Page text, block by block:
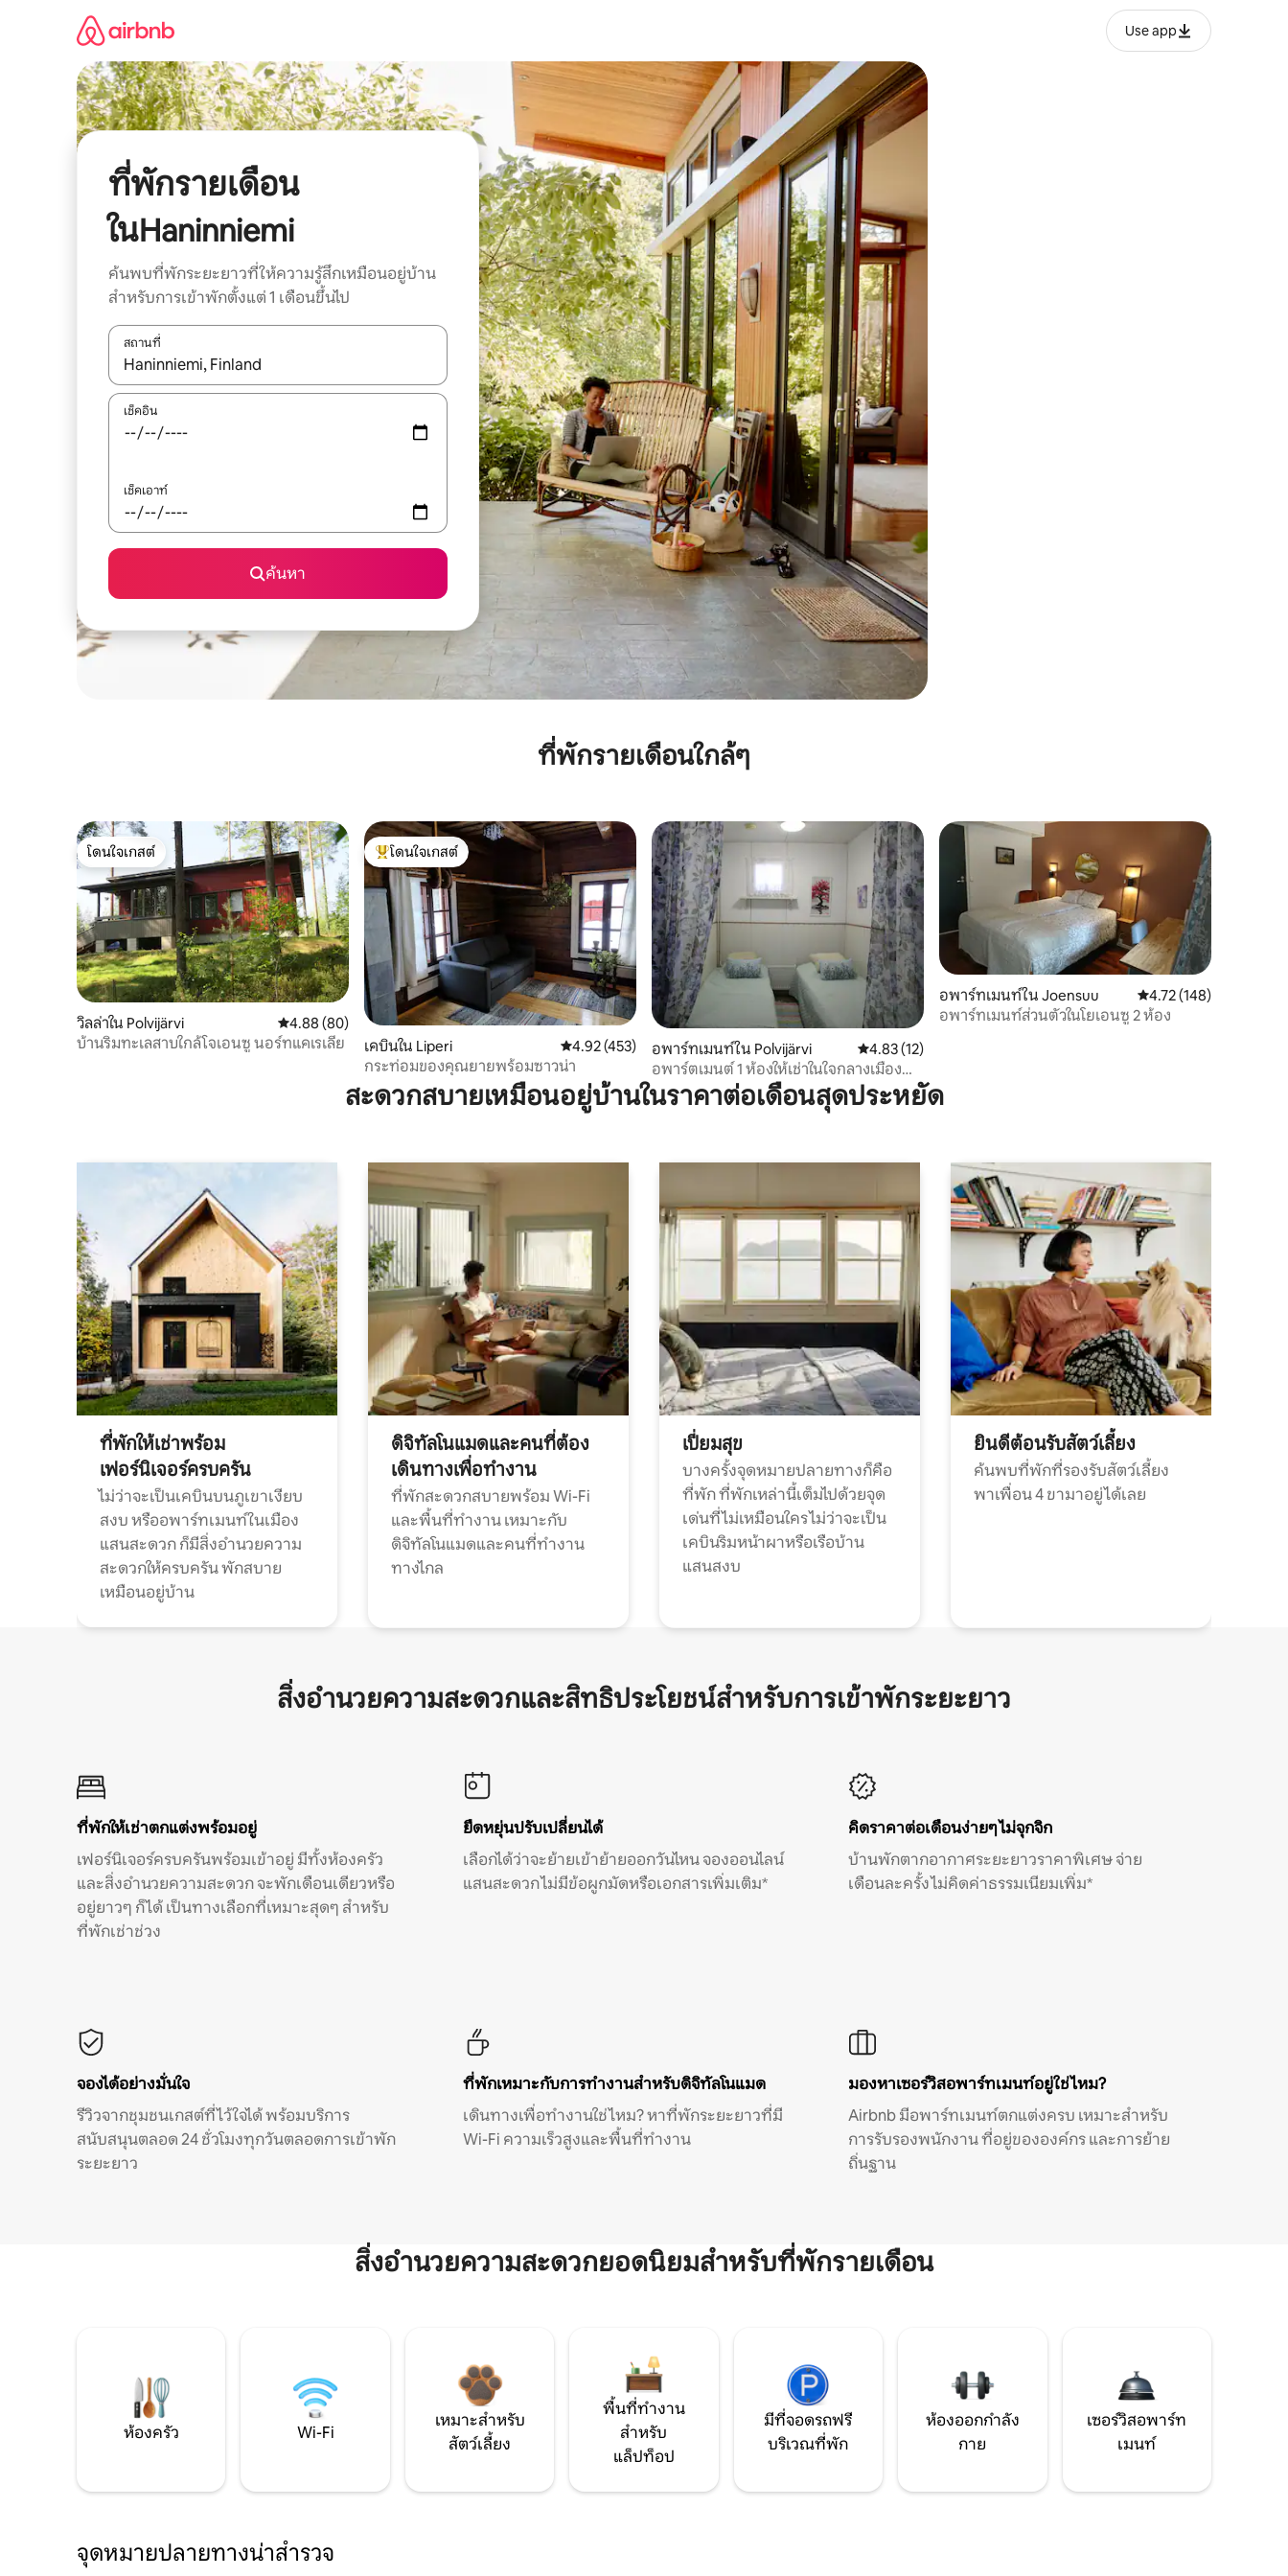
Use app
ที่พักรายเดือน
ในHaninniemi
ค้นพบที่พักระยะยาวที่ให้ความรู้สึกเหมือนอยู่บ้าน
สำหรับการเข้าพักตั้งแต่ 1 เดือนขึ้นไป
สถานที่
ใช้ลูกศรขึ้นลง หรือใช้การสัมผัสหรือปัด เพื่อสำรวจผลการค้นหา
เช็คอิน
เช็คเอาท์
ค้นหา
ที่พักรายเดือนใกล้ๆ
โดนใจเกสต์
โดนใจเกสต์
วิลล่าใน Polvijärvi คะแนนเฉลี่ย 4.88 จาก 5, 80 รีวิว
4.88 (80)
บ้านริมทะเลสาบใกล้โจเอนซู นอร์ทแคเรเลีย
โดนใจเกสต์ที่สุด
โดนใจเกสต์
เคบินใน Liperi คะแนนเฉลี่ย 4.92 จาก 5, 453 รีวิว
4.92 (453)
กระท่อมของคุณยายพร้อมซาวน่า
อพาร์ทเมนท์ใน Polvijärvi คะแนนเฉลี่ย 4.83 จาก 5, 12 รีวิว
4.83 (12)
อพาร์ตเมนต์ 1 ห้องให้เช่าในใจกลางเมือง
Polvijärvi
อพาร์ทเมนท์ใน Joensuu คะแนนเฉลี่ย 4.72 จาก
4.72 (148)
อพาร์ทเมนท์ส่วนตัวในโยเอนซู 2 ห้อง
สะดวกสบายเหมือนอยู่บ้านในราคาต่อเดือนสุดประหยัด
ที่พักให้เช่าพร้อม
เฟอร์นิเจอร์ครบครัน
ไม่ว่าจะเป็นเคบินบนภูเขาเงียบ
สงบ หรืออพาร์ทเมนท์ในเมือง
แสนสะดวก ก็มีสิ่งอำนวยความ
สะดวกให้ครบครัน พักสบาย
เหมือนอยู่บ้าน
ดิจิทัลโนแมดและคนที่ต้อง
เดินทางเพื่อทำงาน
ที่พักสะดวกสบายพร้อม Wi-Fi
และพื้นที่ทำงาน เหมาะกับ
ดิจิทัลโนแมดและคนที่ทำงาน
ทางไกล
เปี่ยมสุข
บางครั้งจุดหมายปลายทางก็คือ
ที่พัก ที่พักเหล่านี้เต็มไปด้วยจุด
เด่นที่ไม่เหมือนใคร ไม่ว่าจะเป็น
เคบินริมหน้าผาหรือเรือบ้าน
แสนสงบ
ยินดีต้อนรับสัตว์เลี้ยง
ค้นพบที่พักที่รองรับสัตว์เลี้ยง
พาเพื่อน 4 ขามาอยู่ได้เลย
สิ่งอำนวยความสะดวกและสิทธิประโยชน์สำหรับการเข้าพักระยะยาว
ที่พักให้เช่าตกแต่งพร้อมอยู่
เฟอร์นิเจอร์ครบครันพร้อมเข้าอยู่ มีทั้งห้องครัว
และสิ่งอำนวยความสะดวก จะพักเดือนเดียวหรือ
อยู่ยาวๆ ก็ได้ เป็นทางเลือกที่เหมาะสุดๆ สำหรับ
ที่พักเช่าช่วง
ยืดหยุ่นปรับเปลี่ยนได้
เลือกได้ว่าจะย้ายเข้าย้ายออกวันไหน จองออนไลน์
แสนสะดวก ไม่มีข้อผูกมัดหรือเอกสารเพิ่มเติม*
คิดราคาต่อเดือนง่ายๆ ไม่จุกจิก
บ้านพักตากอากาศระยะยาวราคาพิเศษ จ่าย
เดือนละครั้ง ไม่คิดค่าธรรมเนียมเพิ่ม*
จองได้อย่างมั่นใจ
รีวิวจากชุมชนเกสต์ที่ไว้ใจได้ พร้อมบริการ
สนับสนุนตลอด 24 ชั่วโมงทุกวันตลอดการเข้าพัก
ระยะยาว
ที่พักเหมาะกับการทำงานสำหรับดิจิทัลโนแมด
เดินทางเพื่อทำงานใช่ไหม? หาที่พักระยะยาวที่มี
Wi-Fi ความเร็วสูงและพื้นที่ทำงาน
มองหาเซอร์วิสอพาร์ทเมนท์อยู่ใช่ไหม?
Airbnb มีอพาร์ทเมนท์ตกแต่งครบ เหมาะสำหรับ
การรับรองพนักงาน ที่อยู่ขององค์กร และการย้าย
ถิ่นฐาน
สิ่งอำนวยความสะดวกยอดนิยมสำหรับที่พักรายเดือน
ห้องครัว Wi-Fi
เหมาะสำหรับ
สัตว์เลี้ยง
พื้นที่ทำงาน
สำหรับ
แล็ปท็อป
มีที่จอดรถฟรี
บริเวณที่พัก
ห้องออกกำลัง
กาย
เซอร์วิสอพาร์ท
เมนท์
จุดหมายปลายทางน่าสำรวจ